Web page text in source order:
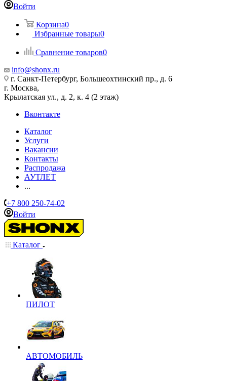
Войти
Корзина0
Избранные товары0
Сравнение товаров0
info@shonx.ru
г. Санкт-Петербург, Большеохтинский пр., д. 6
г. Москва,
Крылатская ул., д. 2, к. 4 (2 этаж)
Вконтакте
Каталог
Услуги
Вакансии
Контакты
Распродажа
АУТЛЕТ
...
+7 800 250-74-02
Войти
Каталог
ПИЛОТ
АВТОМОБИЛЬ